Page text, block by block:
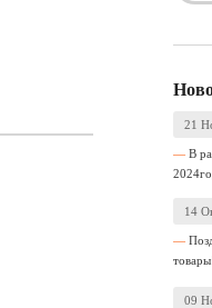
21
В
14
09